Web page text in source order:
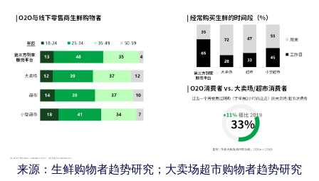
来源：生鲜购物者趋势研究；大卖场超市购物者趋势研究